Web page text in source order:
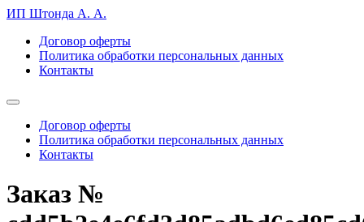
ИП Штонда А. А.
Договор оферты
Политика обработки персональных данных
Контакты
Договор оферты
Политика обработки персональных данных
Контакты
Заказ №